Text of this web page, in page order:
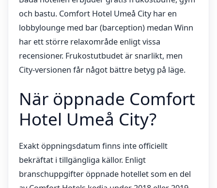
och bastu. Comfort Hotel Umeå City har en
lobbylounge med bar (barception) medan Winn
har ett större relaxområde enligt vissa
recensioner. Frukostutbudet är snarlikt, men
City-versionen får något bättre betyg på läge.
När öppnade Comfort
Hotel Umeå City?
Exakt öppningsdatum finns inte officiellt
bekräftat i tillgängliga källor. Enligt
branschuppgifter öppnade hotellet som en del